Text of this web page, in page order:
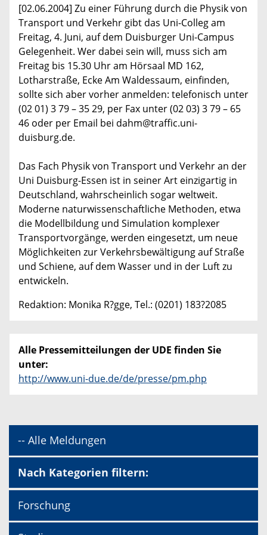
[02.06.2004] Zu einer Führung durch die Physik von
Transport und Verkehr gibt das Uni-Colleg am
Freitag, 4. Juni, auf dem Duisburger Uni-Campus
Gelegenheit. Wer dabei sein will, muss sich am
Freitag bis 15.30 Uhr am Hörsaal MD 162,
Lotharstraße, Ecke Am Waldessaum, einfinden,
sollte sich aber vorher anmelden: telefonisch unter
(02 01) 3 79 – 35 29, per Fax unter (02 03) 3 79 – 65
46 oder per Email bei dahm@traffic.uni-
duisburg.de.
Das Fach Physik von Transport und Verkehr an der
Uni Duisburg-Essen ist in seiner Art einzigartig in
Deutschland, wahrscheinlich sogar weltweit.
Moderne naturwissenschaftliche Methoden, etwa
die Modellbildung und Simulation komplexer
Transportvorgänge, werden eingesetzt, um neue
Möglichkeiten zur Verkehrsbewältigung auf Straße
und Schiene, auf dem Wasser und in der Luft zu
entwickeln.
Redaktion: Monika R?gge, Tel.: (0201) 183?2085
Alle Pressemitteilungen der UDE finden Sie
unter:
http://www.uni-due.de/de/presse/pm.php
-- Alle Meldungen
Nach Kategorien filtern:
Forschung